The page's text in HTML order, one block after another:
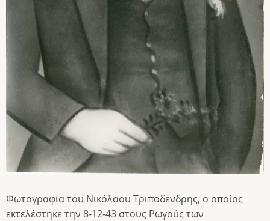
Φωτογραφία του Νικόλαου Τριποδένδρης, ο οποίος
εκτελέστηκε την 8-12-43 στους Ρωγούς των